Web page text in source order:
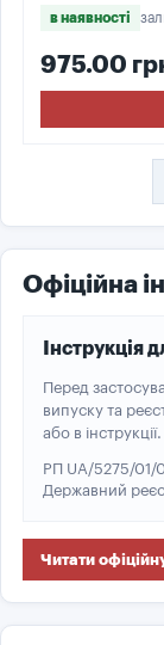
в наявності
975.00
Офіційна
Інструкція
Перед
випуску та
або в інструкції.
РП UA/5275/01/
Державний
Читати